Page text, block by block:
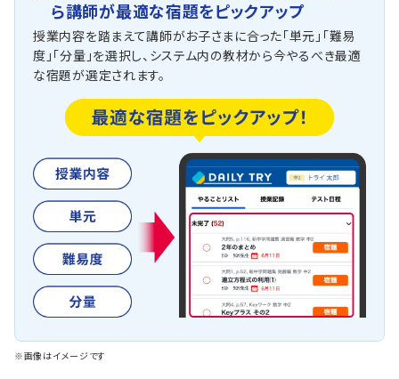
ら講師が最適な宿題をピックアップ
授業内容を踏まえて講師がお子さまに合った「単元」「難易
度」「分量」を選択し、システム内の教材から今やるべき最適
な宿題が選定されます。
※画像はイメージです